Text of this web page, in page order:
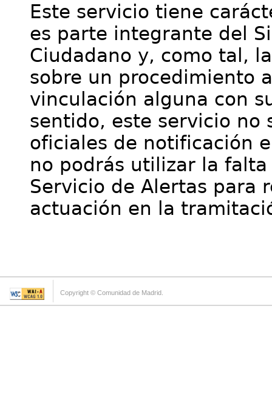
Este servicio tiene
es parte integrante del
Ciudadano y, como tal,
sobre un procedimiento
vinculación alguna con
sentido, este servicio no
oficiales de notificación
no podrás utilizar la
Servicio de Alertas para
actuación en la
Copyright © Comunidad de Madrid.